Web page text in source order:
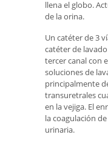
llena el globo.
de la orina.
Un catéter de 3
catéter de
tercer canal con
soluciones de
principalmente
transuretrales
en la vejiga. El
la coagulación
urinaria.